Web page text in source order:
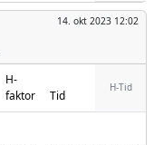
14. okt 2023 12:02
H-
faktor
Tid
H-Tid